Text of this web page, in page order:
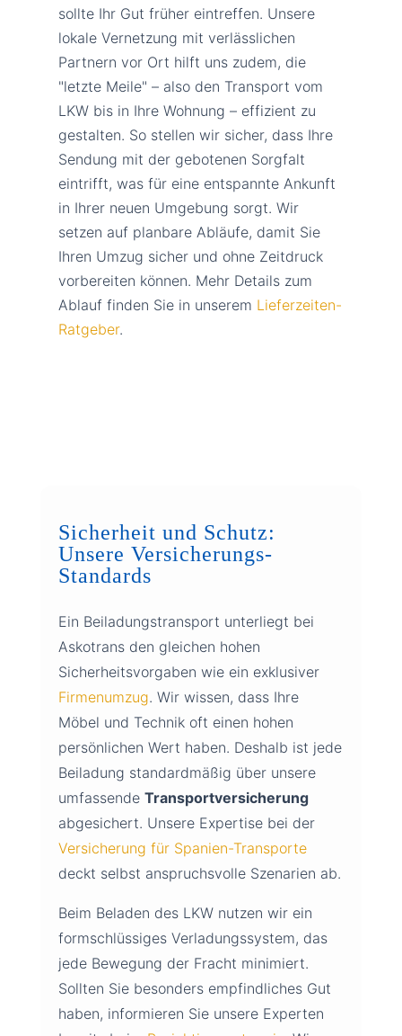
sollte Ihr Gut früher eintreffen. Unsere
lokale Vernetzung mit verlässlichen
Partnern vor Ort hilft uns zudem, die
"letzte Meile" – also den Transport vom
LKW bis in Ihre Wohnung – effizient zu
gestalten. So stellen wir sicher, dass Ihre
Sendung mit der gebotenen Sorgfalt
eintrifft, was für eine entspannte Ankunft
in Ihrer neuen Umgebung sorgt. Wir
setzen auf planbare Abläufe, damit Sie
Ihren Umzug sicher und ohne Zeitdruck
vorbereiten können. Mehr Details zum
Ablauf finden Sie in unserem Lieferzeiten-
Ratgeber.
Sicherheit und Schutz:
Unsere Versicherungs-
Standards
Ein Beiladungstransport unterliegt bei
Askotrans den gleichen hohen
Sicherheitsvorgaben wie ein exklusiver
Firmenumzug. Wir wissen, dass Ihre
Möbel und Technik oft einen hohen
persönlichen Wert haben. Deshalb ist jede
Beiladung standardmäßig über unsere
umfassende Transportversicherung
abgesichert. Unsere Expertise bei der
Versicherung für Spanien-Transporte
deckt selbst anspruchsvolle Szenarien ab.
Beim Beladen des LKW nutzen wir ein
formschlüssiges Verladungssystem, das
jede Bewegung der Fracht minimiert.
Sollten Sie besonders empfindliches Gut
haben, informieren Sie unsere Experten